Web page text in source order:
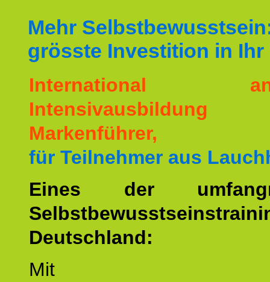
Mehr
grösste Investition in Ihr
International
Markenführer,
für Teilnehmer aus
Eines der
Deutschland:
Mit